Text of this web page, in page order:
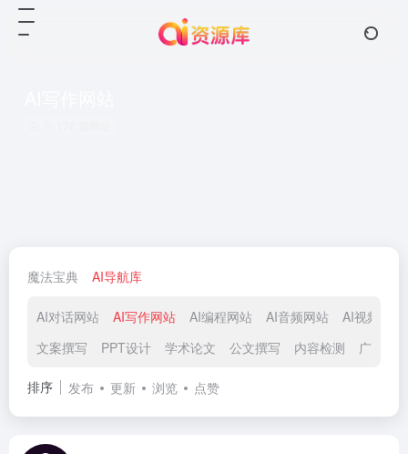
魔法宝典 AI导航库
AI对话网站 AI写作网站 AI编程网站 AI音频网站
AI视频网站
文案撰写
PPT设计 学术论文 公文撰写 内容检测 广告文
排序 发布 更新 浏览 点赞